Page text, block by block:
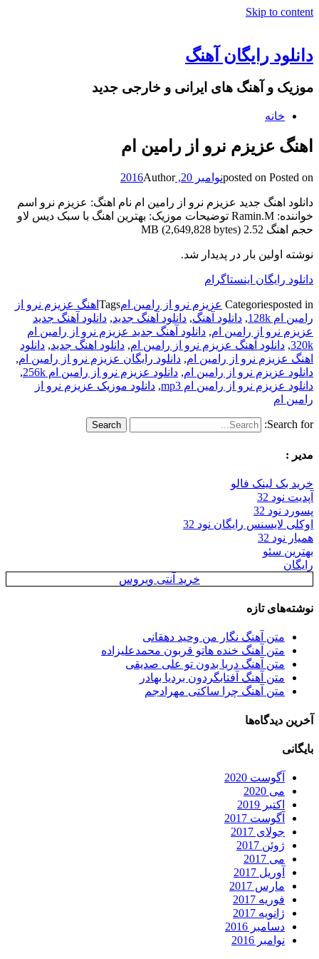
Skip to content
دانلود رایگان آهنگ
موزیک و آهنگ های ایرانی و خارجی جدید
خانه
اهنگ عزیزم نرو از رامین ام
posted on Posted on نوامبر 20, 2016 Author
دانلود اهنگ جدید عزیزم نرو از رامین ام نام اهنگ: عزیزم نرو اسم
خواننده: Ramin.M توضیحات موزیک: بهترین اهنگ با سبک دیس لاو
حجم اهنگ 2.52 MB (2,649,828 bytes)
نوشته اولین بار در پدیدار شد.
دانلود رایگان اینستاگرام
Categoriesposted in عزیزم نرو از رامین امTags اهنگ عزیزم نرو از
رامین ام 128k
, دانلود آهنگ, دانلود آهنگ جدید, دانلود آهنگ جدید
عزیزم نرو از رامین ام, دانلود آهنگ جدید عزیزم نرو از رامین ام
320k
, دانلود آهنگ عزیزم نرو از رامین ام, دانلود اهنگ جدید, دانلود
اهنگ عزیزم نرو از رامین ام, دانلود رایگان عزیزم نرو از رامین ام,
دانلود عزیزم نرو از رامین ام, دانلود عزیزم نرو از رامین ام 256k
,
دانلود عزیزم نرو از رامین ام mp3
, دانلود موزیک عزیزم نرو از
رامین ام
Search for:
مدیر :
خرید بک لینک فالو
آپدیت نود 32
پسورد نود 32
اوکلی لایسنس رایگان نود 32
همیار نود 32
بهترین سئو
رایگان
خرید آنتی ویروس
نوشته‌های تازه
متن آهنگ نگار من وحید دهقانی
متن آهنگ خنده هاتو قربون محمدعلیزاده
متن آهنگ دریا بدون تو علی صدیقی
متن آهنگ آفتابگردون بردیا بهادر
متن آهنگ چرا ساکتی مهرادجم
آخرین دیدگاه‌ها
بایگانی
آگوست 2020
می 2020
اکتبر 2019
آگوست 2017
جولای 2017
ژوئن 2017
می 2017
آوریل 2017
مارس 2017
فوریه 2017
ژانویه 2017
دسامبر 2016
نوامبر 2016